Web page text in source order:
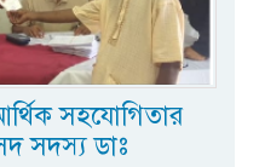
সহযোগিতার
সদস্য ডাঃ